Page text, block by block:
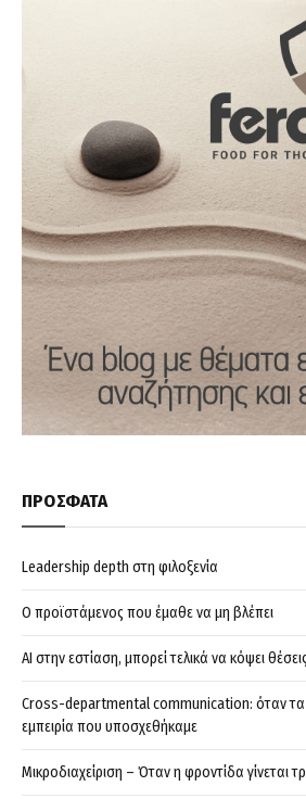
ΠΡΟΣΦΑΤΑ
Leadership depth στη φιλοξενία
Ο προϊστάμενος που έμαθε να μη βλέπει
AI στην εστίαση, μπορεί τελικά να κόψει
Cross-departmental communication: όταν
εμπειρία που υποσχεθήκαμε
Μικροδιαχείριση – Όταν η φροντίδα γίνεται